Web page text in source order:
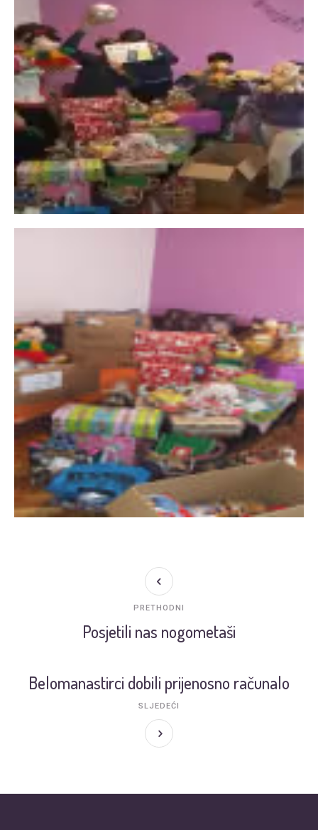
Posjetili nas nogometaši
PRETHODNI
Belomanastirci dobili prijenosno računalo
SLJEDEĆI